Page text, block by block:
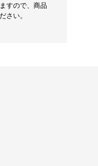
すので、商品
さい。